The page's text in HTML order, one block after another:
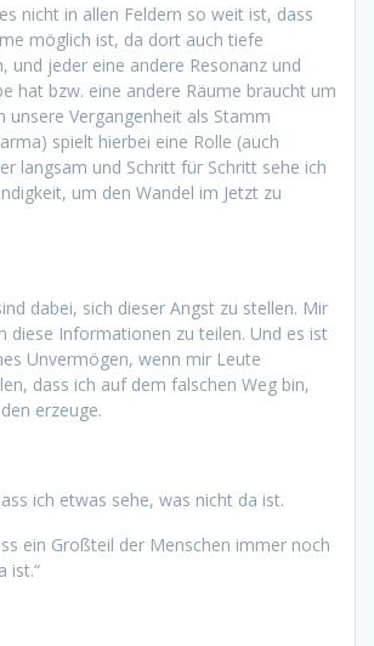
nicht in allen Feldern so weit ist, dass
möglich ist, da dort auch tiefe
und jeder eine andere Resonanz und
hat bzw. eine andere Räume braucht um
unsere Vergangenheit als Stamm
spielt hierbei eine Rolle (auch
langsam und Schritt für Schritt sehe ich
um den Wandel im Jetzt zu
dabei, sich dieser Angst zu stellen. Mir
diese Informationen zu teilen. Und es ist
Unvermögen, wenn mir Leute
dass ich auf dem falschen Weg bin,
erzeuge.
ich etwas sehe, was nicht da ist.
ein Großteil der Menschen immer noch
ist.“